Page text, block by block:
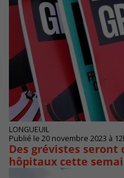
LONGUEUIL
Publié le 20 novembre 2023 à
Des grévistes seront
hôpitaux cette